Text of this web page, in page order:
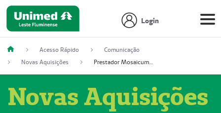
Login
Acesso Rápido
Comunicação
Novas Aquisições
Prestador Mosaicum Espaço Clínico Ltda (51004352-0)
Novas Aquisições